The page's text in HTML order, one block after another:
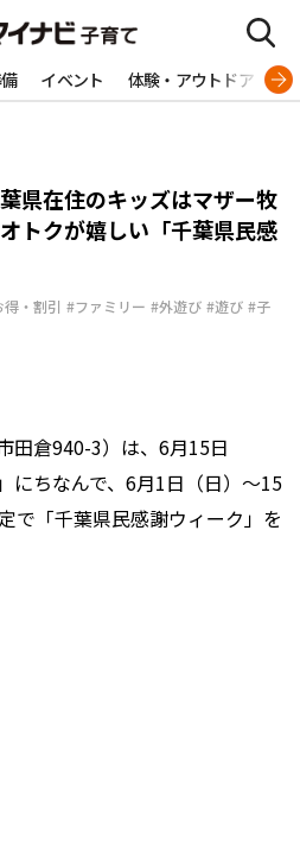
イベント 体験・アウトドア 旅
県在住のキッズはマザー牧
トクが嬉しい「千葉県民感
得・割引 #ファミリー #外遊び #遊び #子
田倉940-3）は、6月15日
にちなんで、6月1日（日）〜15
で「千葉県民感謝ウィーク」を